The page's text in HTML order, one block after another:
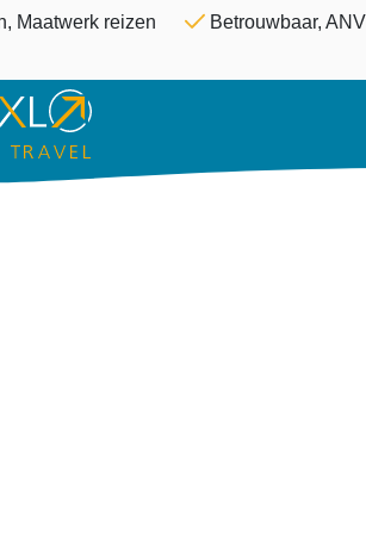
en naar de inhoud gaan
Maatwerk reizen Betrouwbaar,